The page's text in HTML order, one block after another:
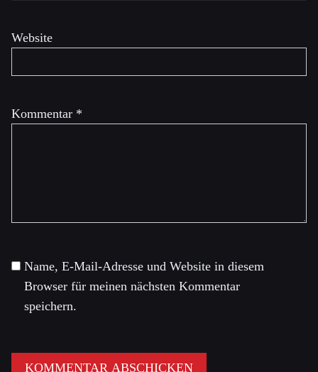
Kommentar *
Website
Name, E-Mail-Adresse und Website in diesem
Browser für meinen nächsten Kommentar
speichern.